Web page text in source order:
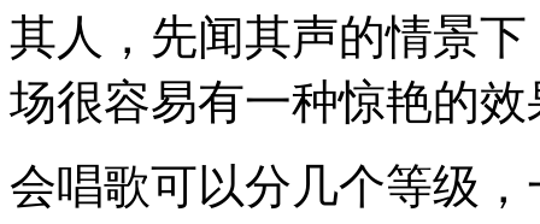
其人，先闻其声的情景
场很容易有一种惊艳的效
会唱歌可以分几个等级